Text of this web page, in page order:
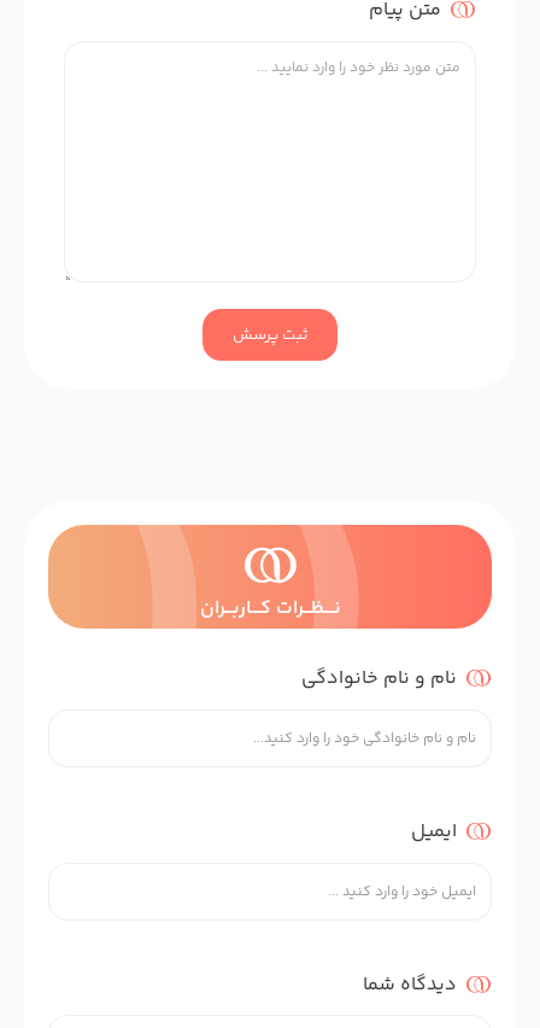
متن پیام
ثبت پرسش
نــــظـــرات کــــاربـــران
نام و نام خانوادگی
ایمیل
دیدگاه شما